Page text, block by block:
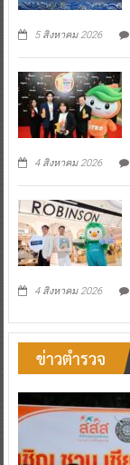
5 สิงหาคม 2026
4 สิงหาคม 2026
4 สิงหาคม 2026
ข่าวตำรวจ